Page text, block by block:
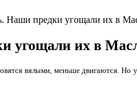
Наши предки угощали их в
угощали их в
вялыми, меньше двигаются.